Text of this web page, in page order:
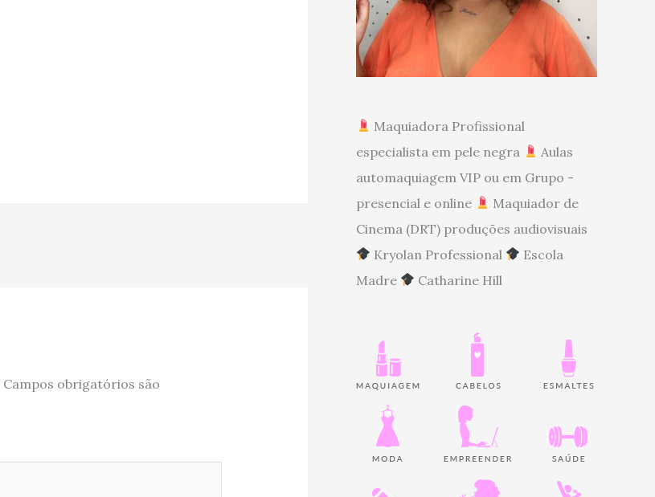
Campos obrigatórios são
Maquiadora Profissional
especialista em pele negra
Aulas
automaquiagem VIP ou em Grupo -
presencial e online
Maquiador de
Cinema (DRT) produções audiovisuais
Kryolan Professional
Escola
Madre
Catharine Hill